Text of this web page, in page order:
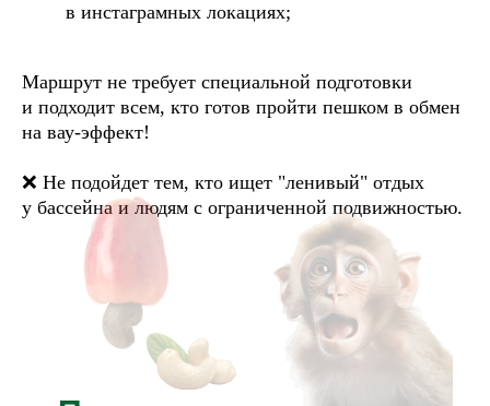
в инстаграмных локациях;
Маршрут не требует специальной подготовки
и подходит всем, кто готов пройти пешком в обмен
на вау-эффект!
❌ Не подойдет тем, кто ищет "ленивый" отдых
у бассейна и людям с ограниченной подвижностью.